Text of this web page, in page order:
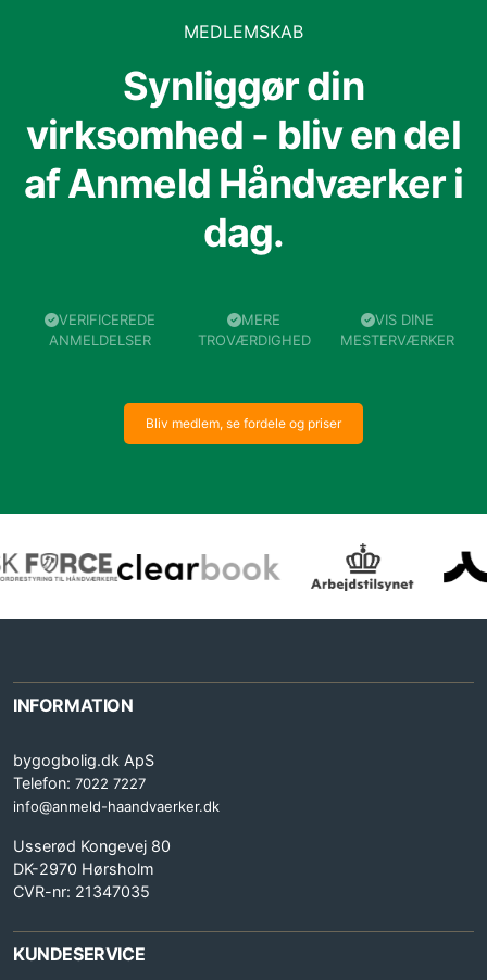
MEDLEMSKAB
Synliggør din
virksomhed - bliv en del
af Anmeld Håndværker i
dag.
VERIFICEREDE
ANMELDELSER
MERE
TROVÆRDIGHED
VIS DINE
MESTERVÆRKER
Bliv medlem, se fordele og priser
INFORMATION
bygogbolig.dk ApS
Telefon: 7022 7227
info@anmeld-haandvaerker.dk
Usserød Kongevej 80
DK-2970 Hørsholm
CVR-nr: 21347035
KUNDESERVICE